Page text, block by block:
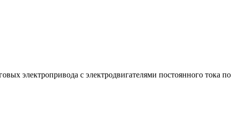
электропривода с электродвигателями постоянного тока по